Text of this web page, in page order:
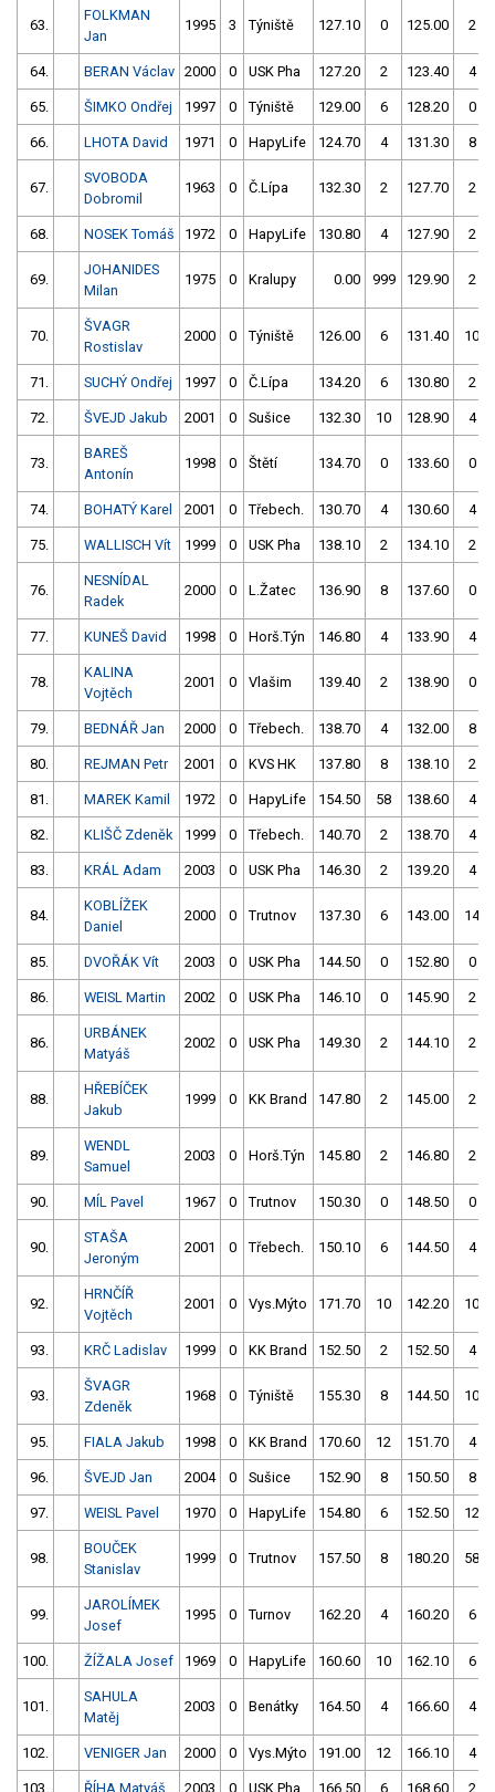
63.
FOLKMAN
Jan
1995 3 Týniště 127.10 0 125.00 2
64. BERAN Václav 2000 0 USK Pha 127.20 2 123.40 4
65. ŠIMKO Ondřej 1997 0 Týniště 129.00 6 128.20 0
66. LHOTA David 1971 0 HapyLife 124.70 4 131.30 8
67.
SVOBODA
Dobromil
1963 0 Č.Lípa 132.30 2 127.70 2
68. NOSEK Tomáš 1972 0 HapyLife 130.80 4 127.90 2
69.
JOHANIDES
Milan
1975 0 Kralupy 0.00 999 129.90 2
70.
ŠVAGR
Rostislav
2000 0 Týniště 126.00 6 131.40 10
71. SUCHÝ Ondřej 1997 0 Č.Lípa 134.20 6 130.80 2
72. ŠVEJD Jakub 2001 0 Sušice 132.30 10 128.90 4
73.
BAREŠ
Antonín
1998 0 Štětí 134.70 0 133.60 0
74. BOHATÝ Karel 2001 0 Třebech. 130.70 4 130.60 4
75. WALLISCH Vít 1999 0 USK Pha 138.10 2 134.10 2
76.
NESNÍDAL
Radek
2000 0 L.Žatec 136.90 8 137.60 0
77. KUNEŠ David 1998 0 Horš.Týn 146.80 4 133.90 4
78.
KALINA
Vojtěch
2001 0 Vlašim 139.40 2 138.90 0
79. BEDNÁŘ Jan 2000 0 Třebech. 138.70 4 132.00 8
80. REJMAN Petr 2001 0 KVS HK 137.80 8 138.10 2
81. MAREK Kamil 1972 0 HapyLife 154.50 58 138.60 4
82. KLIŠČ Zdeněk 1999 0 Třebech. 140.70 2 138.70 4
83. KRÁL Adam 2003 0 USK Pha 146.30 2 139.20 4
84.
KOBLÍŽEK
Daniel
2000 0 Trutnov 137.30 6 143.00 14
85. DVOŘÁK Vít 2003 0 USK Pha 144.50 0 152.80 0
86. WEISL Martin 2002 0 USK Pha 146.10 0 145.90 2
86.
URBÁNEK
Matyáš
2002 0 USK Pha 149.30 2 144.10 2
88.
HŘEBÍČEK
Jakub
1999 0 KK Brand 147.80 2 145.00 2
89.
WENDL
Samuel
2003 0 Horš.Týn 145.80 2 146.80 2
90. MÍL Pavel 1967 0 Trutnov 150.30 0 148.50 0
90.
STAŠA
Jeroným
2001 0 Třebech. 150.10 6 144.50 4
92.
HRNČÍŘ
Vojtěch
2001 0 Vys.Mýto 171.70 10 142.20 10
93. KRČ Ladislav 1999 0 KK Brand 152.50 2 152.50 4
93.
ŠVAGR
Zdeněk
1968 0 Týniště 155.30 8 144.50 10
95. FIALA Jakub 1998 0 KK Brand 170.60 12 151.70 4
96. ŠVEJD Jan 2004 0 Sušice 152.90 8 150.50 8
97. WEISL Pavel 1970 0 HapyLife 154.80 6 152.50 12
98.
BOUČEK
Stanislav
1999 0 Trutnov 157.50 8 180.20 58
99.
JAROLÍMEK
Josef
1995 0 Turnov 162.20 4 160.20 6
100. ŽÍŽALA Josef 1969 0 HapyLife 160.60 10 162.10 6
101.
SAHULA
Matěj
2003 0 Benátky 164.50 4 166.60 4
102. VENIGER Jan 2000 0 Vys.Mýto 191.00 12 166.10 4
103. ŘÍHA Matyáš 2003 0 USK Pha 166.50 6 168.60 2